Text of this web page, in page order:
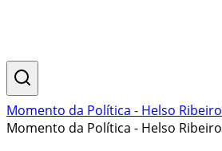
Momento da Política - Helso Ribeiro
Momento da Política - Helso Ribeiro